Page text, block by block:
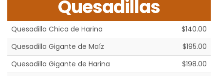
Quesadillas
Quesadilla Chica de Harina
$140.00
Quesadilla Gigante de Maíz
$195.00
Quesadilla Gigante de Harina
$198.00